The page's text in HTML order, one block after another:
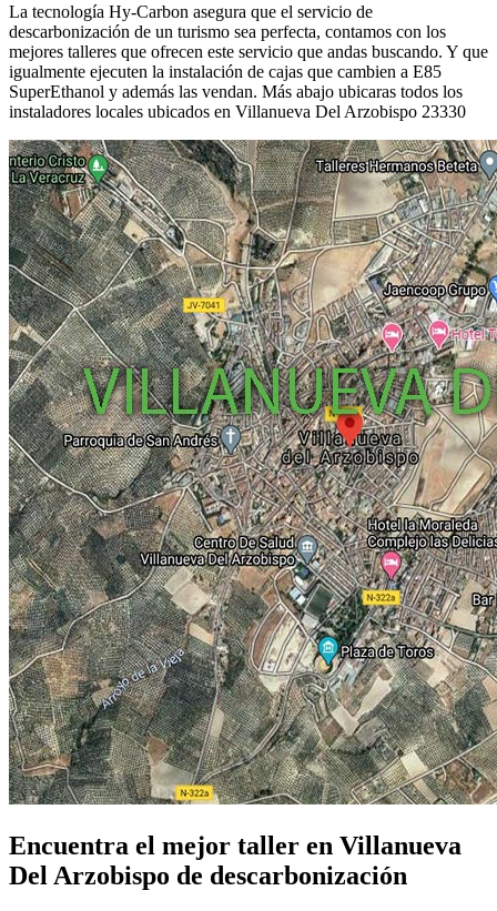
La tecnología Hy-Carbon asegura que el servicio de
descarbonización de un turismo sea perfecta, contamos con los
mejores talleres que ofrecen este servicio que andas buscando. Y que
igualmente ejecuten la instalación de cajas que cambien a E85
SuperEthanol y además las vendan. Más abajo ubicaras todos los
instaladores locales ubicados en Villanueva Del Arzobispo 23330
Encuentra el mejor taller en Villanueva
Del Arzobispo de descarbonización